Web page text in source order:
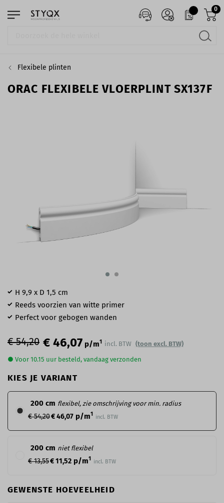
0
Flexibele plinten
ORAC FLEXIBELE VLOERPLINT SX137F
€ 54,20 € 46,07 p/m1 incl. BTW (toon excl. BTW)
● Voor 10.15 uur besteld, vandaag verzonden
KIES JE VARIANT
200 cm flexibel, zie omschrijving voor min. radius
€ 54,20€ 46,07 p/m1 incl. BTW
200 cm niet flexibel
€ 13,55€ 11,52 p/m1 incl. BTW
GEWENSTE HOEVEELHEID
H 9,9 x D 1,5 cm
Reeds voorzien van witte primer
Perfect voor gebogen wanden